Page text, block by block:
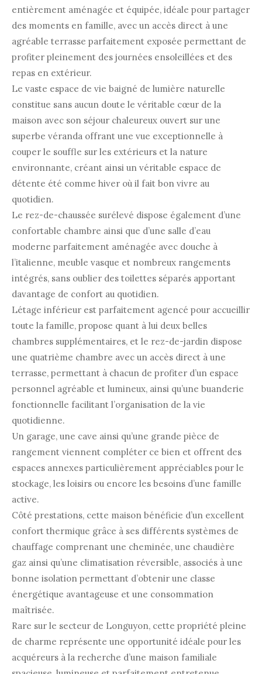
entièrement aménagée et équipée, idéale pour partager
des moments en famille, avec un accès direct à une
agréable terrasse parfaitement exposée permettant de
profiter pleinement des journées ensoleillées et des
repas en extérieur.
Le vaste espace de vie baigné de lumière naturelle
constitue sans aucun doute le véritable cœur de la
maison avec son séjour chaleureux ouvert sur une
superbe véranda offrant une vue exceptionnelle à
couper le souffle sur les extérieurs et la nature
environnante, créant ainsi un véritable espace de
détente été comme hiver où il fait bon vivre au
quotidien.
Le rez-de-chaussée surélevé dispose également d’une
confortable chambre ainsi que d’une salle d’eau
moderne parfaitement aménagée avec douche à
l’italienne, meuble vasque et nombreux rangements
intégrés, sans oublier des toilettes séparés apportant
davantage de confort au quotidien.
Létage inférieur est parfaitement agencé pour accueillir
toute la famille, propose quant à lui deux belles
chambres supplémentaires, et le rez-de-jardin dispose
une quatrième chambre avec un accès direct à une
terrasse, permettant à chacun de profiter d’un espace
personnel agréable et lumineux, ainsi qu’une buanderie
fonctionnelle facilitant l’organisation de la vie
quotidienne.
Un garage, une cave ainsi qu’une grande pièce de
rangement viennent compléter ce bien et offrent des
espaces annexes particulièrement appréciables pour le
stockage, les loisirs ou encore les besoins d’une famille
active.
Côté prestations, cette maison bénéficie d’un excellent
confort thermique grâce à ses différents systèmes de
chauffage comprenant une cheminée, une chaudière
gaz ainsi qu’une climatisation réversible, associés à une
bonne isolation permettant d’obtenir une classe
énergétique avantageuse et une consommation
maîtrisée.
Rare sur le secteur de Longuyon, cette propriété pleine
de charme représente une opportunité idéale pour les
acquéreurs à la recherche d’une maison familiale